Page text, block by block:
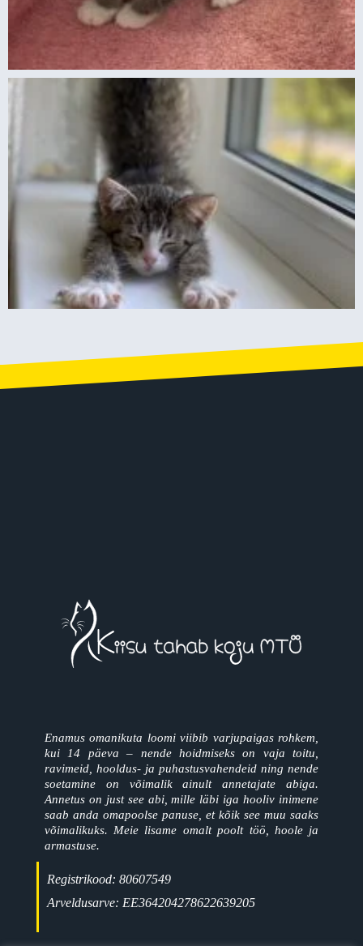
Enamus omanikuta loomi viibib varjupaigas rohkem,
kui 14 päeva – nende hoidmiseks on vaja toitu,
ravimeid, hooldus- ja puhastusvahendeid ning nende
soetamine on võimalik ainult annetajate abiga.
Annetus on just see abi, mille läbi iga hooliv inimene
saab anda omapoolse panuse, et kõik see muu saaks
võimalikuks. Meie lisame omalt poolt töö, hoole ja
armastuse.
Registrikood: 80607549
Arveldusarve: EE364204278622639205